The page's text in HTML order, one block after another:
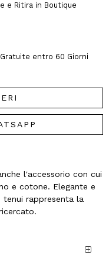
e Ritira in Boutique
entro 60 Giorni
l'accessorio con cui
e cotone. Elegante e
tenui rappresenta la